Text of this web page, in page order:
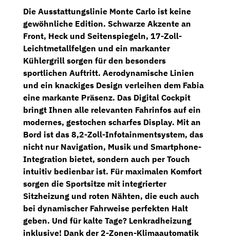
Die Ausstattungslinie Monte Carlo ist keine
gewöhnliche Edition. Schwarze Akzente an
Front, Heck und Seitenspiegeln, 17-Zoll-
Leichtmetallfelgen und ein markanter
Kühlergrill sorgen für den besonders
sportlichen Auftritt. Aerodynamische Linien
und ein knackiges Design verleihen dem Fabia
eine markante Präsenz. Das Digital Cockpit
bringt Ihnen alle relevanten Fahrinfos auf ein
modernes, gestochen scharfes Display. Mit an
Bord ist das 8,2-Zoll-Infotainmentsystem, das
nicht nur Navigation, Musik und Smartphone-
Integration bietet, sondern auch per Touch
intuitiv bedienbar ist. Für maximalen Komfort
sorgen die Sportsitze mit integrierter
Sitzheizung und roten Nähten, die euch auch
bei dynamischer Fahrweise perfekten Halt
geben. Und für kalte Tage? Lenkradheizung
inklusive! Dank der2-Zonen-Klimaautomatik